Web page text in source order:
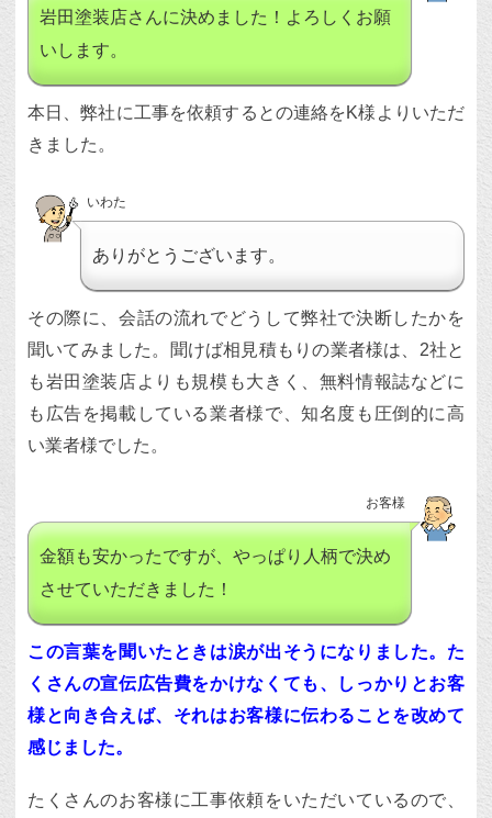
岩田塗装店さんに決めました！よろしくお願
いします。
本日、弊社に工事を依頼するとの連絡をK様よりいただ
きました。
いわた
ありがとうございます。
その際に、会話の流れでどうして弊社で決断したかを
聞いてみました。聞けば相見積もりの業者様は、2社と
も岩田塗装店よりも規模も大きく、無料情報誌などに
も広告を掲載している業者様で、知名度も圧倒的に高
い業者様でした。
お客様
金額も安かったですが、やっぱり人柄で決め
させていただきました！
この言葉を聞いたときは涙が出そうになりました。た
くさんの宣伝広告費をかけなくても、しっかりとお客
様と向き合えば、それはお客様に伝わることを改めて
感じました。
たくさんのお客様に工事依頼をいただいているので、